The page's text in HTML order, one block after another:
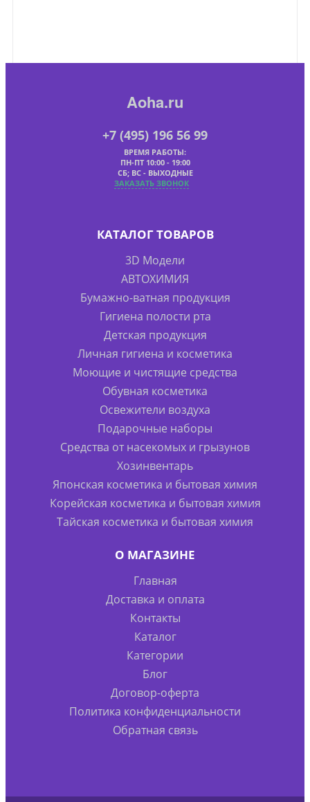
Aoha.ru
+7 (495) 196 56 99
ВРЕМЯ РАБОТЫ:
ПН-ПТ 10:00 - 19:00
СБ; ВС - ВЫХОДНЫЕ
ЗАКАЗАТЬ ЗВОНОК
КАТАЛОГ ТОВАРОВ
3D Модели
АВТОХИМИЯ
Бумажно-ватная продукция
Гигиена полости рта
Детская продукция
Личная гигиена и косметика
Моющие и чистящие средства
Обувная косметика
Освежители воздуха
Подарочные наборы
Средства от насекомых и грызунов
Хозинвентарь
Японская косметика и бытовая химия
Корейская косметика и бытовая химия
Тайская косметика и бытовая химия
О МАГАЗИНЕ
Главная
Доставка и оплата
Контакты
Каталог
Категории
Блог
Договор-оферта
Политика конфиденциальности
Обратная связь